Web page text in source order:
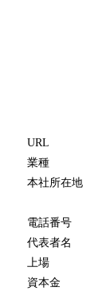
URL
業種
本社所在地
電話番号
代表者名
上場
資本金